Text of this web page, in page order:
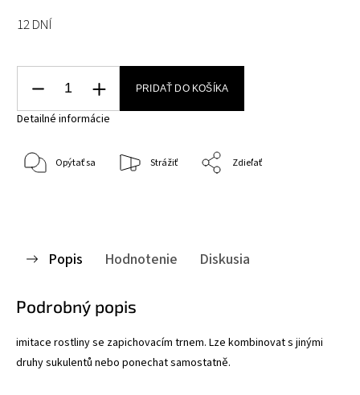
12 DNÍ
PRIDAŤ DO KOŠÍKA
Detailné informácie
Opýtať sa Strážiť Zdieľať
Popis Hodnotenie Diskusia
Podrobný popis
imitace rostliny se zapichovacím trnem. Lze kombinovat s jinými
druhy sukulentů nebo ponechat samostatně.